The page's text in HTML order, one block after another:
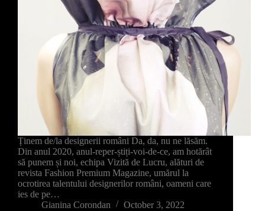
Ținem de/la designerii români Da, da, nu ne lăsăm.
Din anul 2020, anul-reper-știți-voi-de-ce, am hotărât
să punem și noi, echipa Vizită de Lucru, alături de
revista Fashion Premium Magazine, umărul la
ocrotirea talentului designerilor români, oameni care
ies de pe…
Gianina Corondan
October 3, 2022